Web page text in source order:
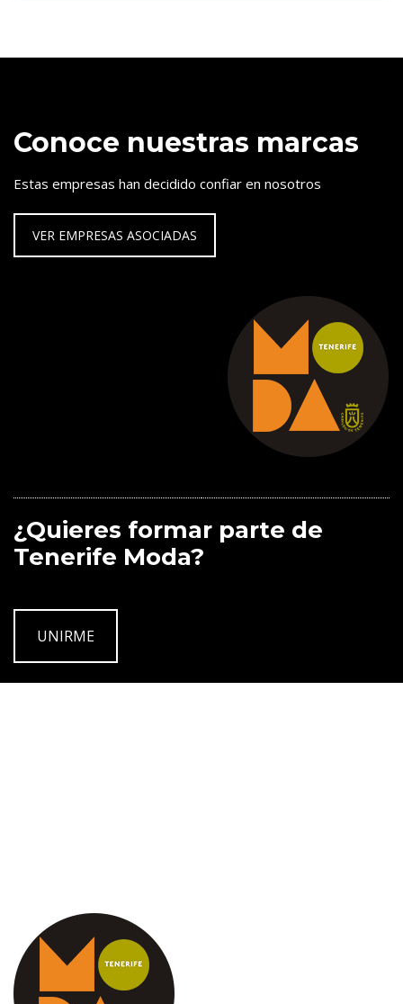
Conoce nuestras marcas
Estas empresas han decidido confiar en nosotros
VER EMPRESAS ASOCIADAS
¿Quieres formar parte de
Tenerife Moda?
UNIRME